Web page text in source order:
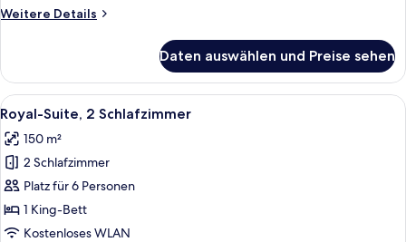
Weitere Details
Weitere
Suite,
Schlafzimmer
Daten auswählen und Preise sehen
Alle
Fotos
für
Royal-
Suite,
2 Schlafzimmer
anzeigen
Ein Hotelzimmer mit einem großen
6
Royal-Suite, 2 Schlafzimmer
150 m²
2 Schlafzimmer
Platz für 6 Personen
1 King-Bett
Kostenloses WLAN